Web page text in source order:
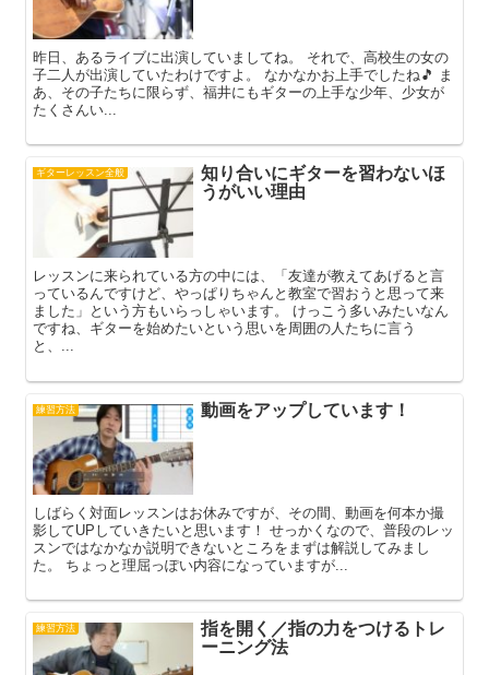
昨日、あるライブに出演していましてね。 それで、高校生の女の
子二人が出演していたわけですよ。 なかなかお上手でしたね🎵 ま
あ、その子たちに限らず、福井にもギターの上手な少年、少女が
たくさんい...
ギターレッスン全般
知り合いにギターを習わないほ
うがいい理由
レッスンに来られている方の中には、「友達が教えてあげると言
っているんですけど、やっぱりちゃんと教室で習おうと思って来
ました」という方もいらっしゃいます。 けっこう多いみたいなん
ですね、ギターを始めたいという思いを周囲の人たちに言う
と、...
練習方法 動画をアップしています！
しばらく対面レッスンはお休みですが、その間、動画を何本か撮
影してUPしていきたいと思います！ せっかくなので、普段のレッ
スンではなかなか説明できないところをまずは解説してみまし
た。 ちょっと理屈っぽい内容になっていますが...
練習方法
指を開く／指の力をつけるトレ
ーニング法